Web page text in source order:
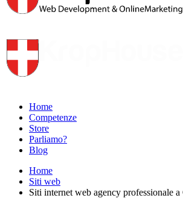
Home
Competenze
Store
Parliamo?
Blog
Home
Siti web
Siti internet web agency professionale a